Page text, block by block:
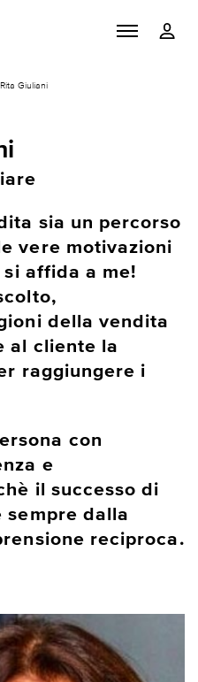
Giuliani
sia un percorso
vere motivazioni
affida a me!
della vendita
al cliente la
raggiungere i
con
e
il successo di
sempre dalla
reciproca.